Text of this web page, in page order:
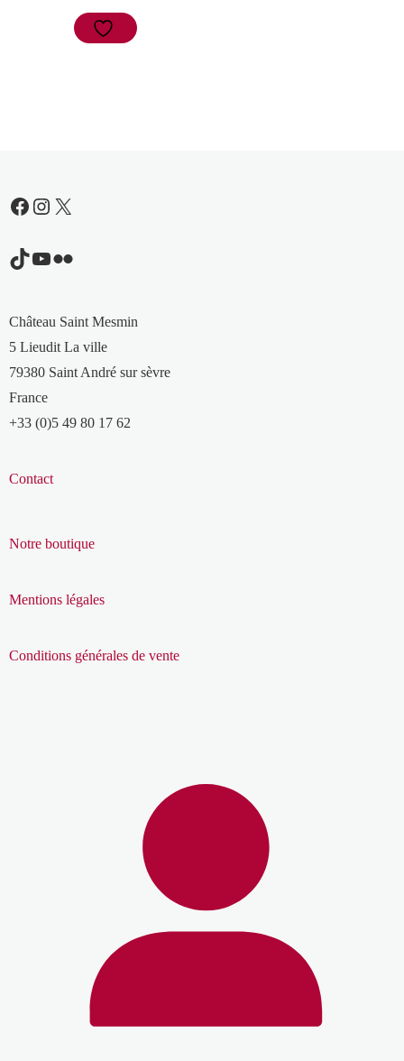
Facebook
Instagram
X
TikTok
YouTube
Flickr
Château Saint Mesmin
5 Lieudit La ville
79380 Saint André sur sèvre
France
+33 (0)5 49 80 17 62
Contact
Notre boutique
Mentions légales
Conditions générales de vente